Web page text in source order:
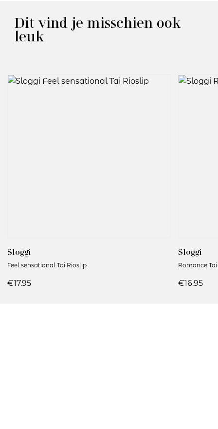
Dit vind je misschien ook
leuk
Sloggi
Feel sensational Tai Rioslip
€17.95
Sloggi
Romance
€16.95